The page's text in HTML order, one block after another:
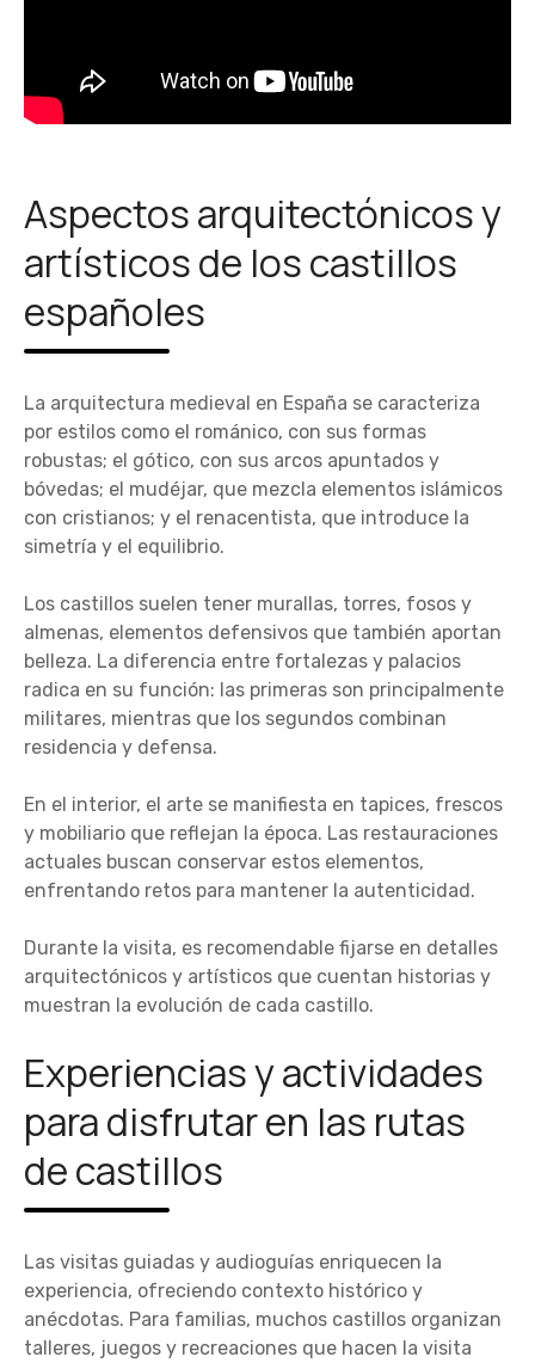
Aspectos arquitectónicos y
artísticos de los castillos
españoles
La arquitectura medieval en España se caracteriza
por estilos como el románico, con sus formas
robustas; el gótico, con sus arcos apuntados y
bóvedas; el mudéjar, que mezcla elementos islámicos
con cristianos; y el renacentista, que introduce la
simetría y el equilibrio.
Los castillos suelen tener murallas, torres, fosos y
almenas, elementos defensivos que también aportan
belleza. La diferencia entre fortalezas y palacios
radica en su función: las primeras son principalmente
militares, mientras que los segundos combinan
residencia y defensa.
En el interior, el arte se manifiesta en tapices, frescos
y mobiliario que reflejan la época. Las restauraciones
actuales buscan conservar estos elementos,
enfrentando retos para mantener la autenticidad.
Durante la visita, es recomendable fijarse en detalles
arquitectónicos y artísticos que cuentan historias y
muestran la evolución de cada castillo.
Experiencias y actividades
para disfrutar en las rutas
de castillos
Las visitas guiadas y audioguías enriquecen la
experiencia, ofreciendo contexto histórico y
anécdotas. Para familias, muchos castillos organizan
talleres, juegos y recreaciones que hacen la visita